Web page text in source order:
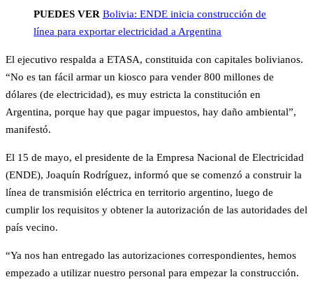
PUEDES VER Bolivia: ENDE inicia construcción de
línea para exportar electricidad a Argentina
El ejecutivo respalda a ETASA, constituida con capitales bolivianos.
“No es tan fácil armar un kiosco para vender 800 millones de
dólares (de electricidad), es muy estricta la constitución en
Argentina, porque hay que pagar impuestos, hay daño ambiental”,
manifestó.
El 15 de mayo, el presidente de la Empresa Nacional de Electricidad
(ENDE), Joaquín Rodríguez, informó que se comenzó a construir la
línea de transmisión eléctrica en territorio argentino, luego de
cumplir los requisitos y obtener la autorización de las autoridades del
país vecino.
“Ya nos han entregado las autorizaciones correspondientes, hemos
empezado a utilizar nuestro personal para empezar la construcción.